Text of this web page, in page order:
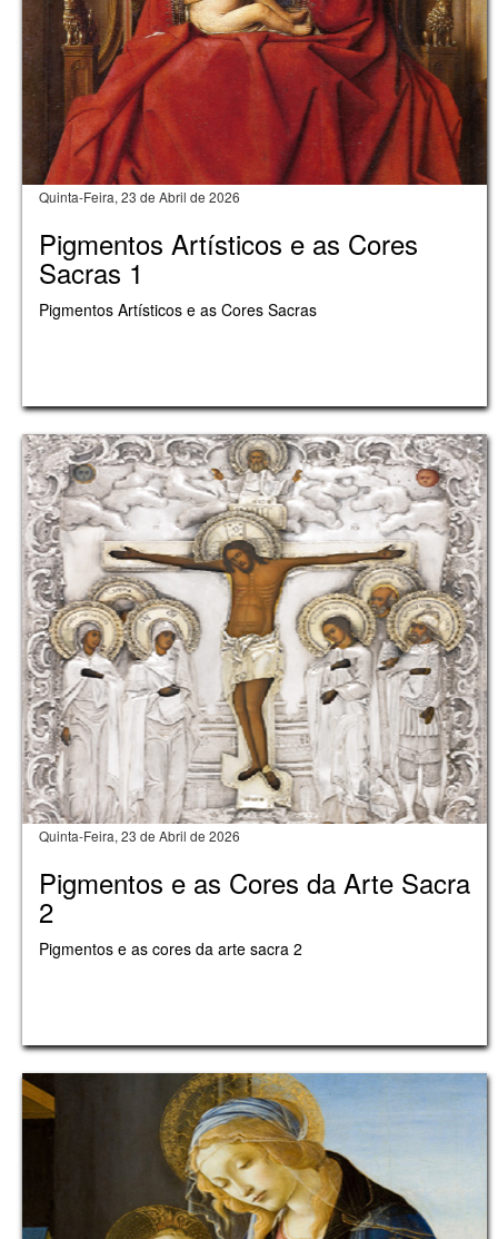
Quinta-Feira, 23 de Abril de 2026
Pigmentos Artísticos e as Cores
Sacras 1
Pigmentos Artísticos e as Cores Sacras
Quinta-Feira, 23 de Abril de 2026
Pigmentos e as Cores da Arte Sacra
2
Pigmentos e as cores da arte sacra 2